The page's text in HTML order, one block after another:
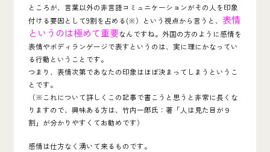
ところが、言葉以外の非言語コミュニケーションがその人を印象
付ける要因として9割を占める(※）という視点から言うと、 表情
というのは極めて重要なんですね。外国の方のように感情を
表情やボディランゲージで表すというのは、実に理にかなってい
る行動ということです。
つまり、表情次第であなたの印象はほぼ決まってしまうというこ
とです。
（※これについて詳しくこの記事で書こうと思うと非常に長くな
りますので、興味ある方は、竹内一郎氏：著「人は見た目が９
割」が分かりやすくてお勧めです）
感情は仕方なく湧いて来るものです。